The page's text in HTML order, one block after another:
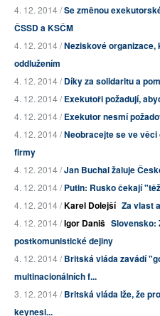
4. 12. 2014 /Se změnou
ČSSD a KSČM
4. 12. 2014 /Neziskové organizace,
oddlužením
4. 12. 2014 /Díky za solidaritu a
4. 12. 2014 /Exekutoři požadují,
4. 12. 2014 /Exekutor nesmí
4. 12. 2014 /Neobracejte se ve
firmy
4. 12. 2014 /Jan Buchal žaluje
4. 12. 2014 /Putin: Rusko čekají
4. 12. 2014 /Karel Dolejší Za vlast
4. 12. 2014 /Igor Daniš Slovensko:
postkomunistické dejiny
4. 12. 2014 /Britská vláda zavádí
multinacionálních f...
3. 12. 2014 /Britská vláda lže, že
keynesi...